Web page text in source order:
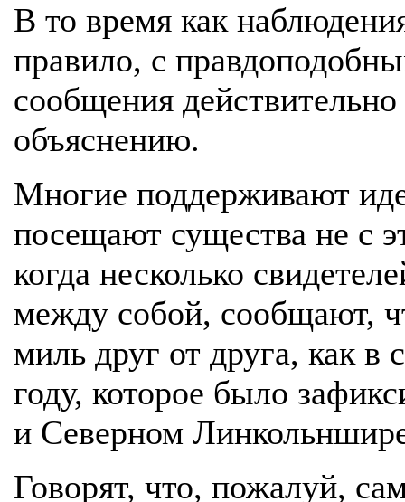
В то время как
правило, с
сообщения
объяснению.
Многие поддерживают
посещают существа не с
когда несколько
между собой, сообщают,
миль друг от друга, как в
году, которое было
и Северном
Говорят, что, пожалуй,